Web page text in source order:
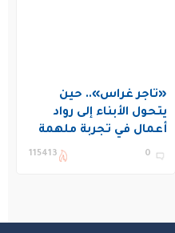
«تاجر غراس».. حين
يتحول الأبناء إلى رواد
أعمال في تجربة ملهمة
بنادي غراس الصيفي
0
115413